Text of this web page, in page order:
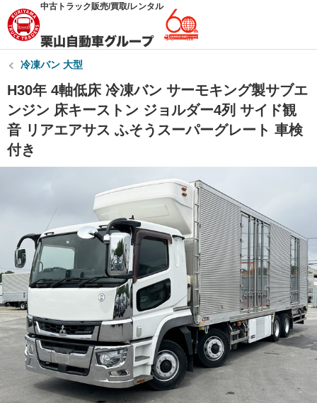
中古トラック販売/買取/レンタル
冷凍バン 大型
H30年 4軸低床 冷凍バン サーモキング製サブエ
ンジン 床キーストン ジョルダー4列 サイド観
音 リアエアサス ふそうスーパーグレート 車検
付き